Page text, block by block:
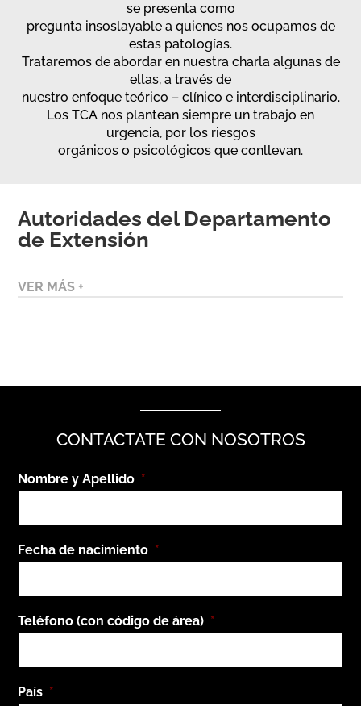
se presenta como
pregunta insoslayable a quienes nos ocupamos de
estas patologías.
Trataremos de abordar en nuestra charla algunas de
ellas, a través de
nuestro enfoque teórico – clínico e interdisciplinario.
Los TCA nos plantean siempre un trabajo en
urgencia, por los riesgos
orgánicos o psicológicos que conllevan.
Autoridades del Departamento
de Extensión
VER MÁS +
CONTACTATE CON NOSOTROS
Nombre y Apellido *
Fecha de nacimiento *
Teléfono (con código de área) *
País *